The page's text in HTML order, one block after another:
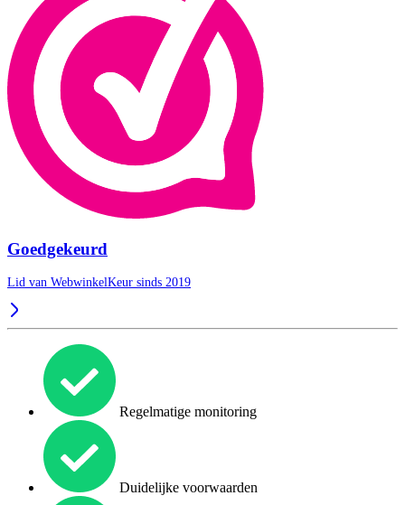
Goedgekeurd
Lid van WebwinkelKeur sinds 2019
Regelmatige monitoring
Duidelijke voorwaarden